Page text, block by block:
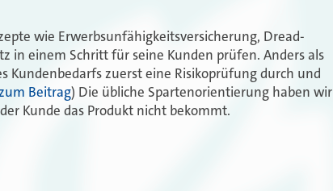
wie Erwerbsunfähigkeitsversicherung, Dread-
in einem Schritt für seine Kunden prüfen. Anders als
Kundenbedarfs zuerst eine Risikoprüfung durch und
Beitrag) Die übliche Spartenorientierung haben wir
Kunde das Produkt nicht bekommt.